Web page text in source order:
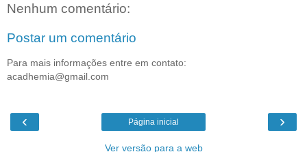
Nenhum comentário:
Postar um comentário
Para mais informações entre em contato:
acadhemia@gmail.com
‹ ›
Página inicial
Ver versão para a web